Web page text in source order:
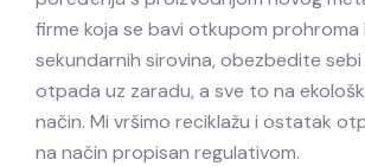
firme koja se bavi otkupom prohroma
sekundarnih sirovina, obezbedite sebi
otpada uz zaradu, a sve to na
način. Mi vršimo reciklažu i ostatak
na način propisan regulativom.